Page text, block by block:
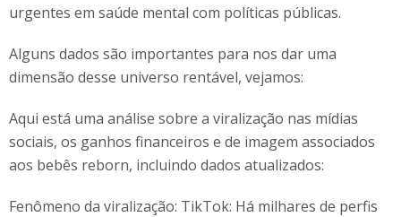
urgentes em saúde mental com políticas públicas.
Alguns dados são importantes para nos dar uma
dimensão desse universo rentável, vejamos:
Aqui está uma análise sobre a viralização nas mídias
sociais, os ganhos financeiros e de imagem associados
aos bebês reborn, incluindo dados atualizados:
Fenômeno da viralização: TikTok: Há milhares de perfis